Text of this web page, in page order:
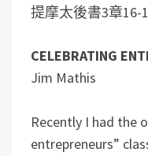
提摩太後書3章16-
CELEBRATING
Jim Mathis
Recently I had the
entrepreneurs”